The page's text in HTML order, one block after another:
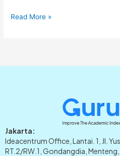
Read More »
Jakarta:
Ideacentrum Office, Lantai. 1, Jl.
RT.2/RW.1, Gondangdia, Menteng,